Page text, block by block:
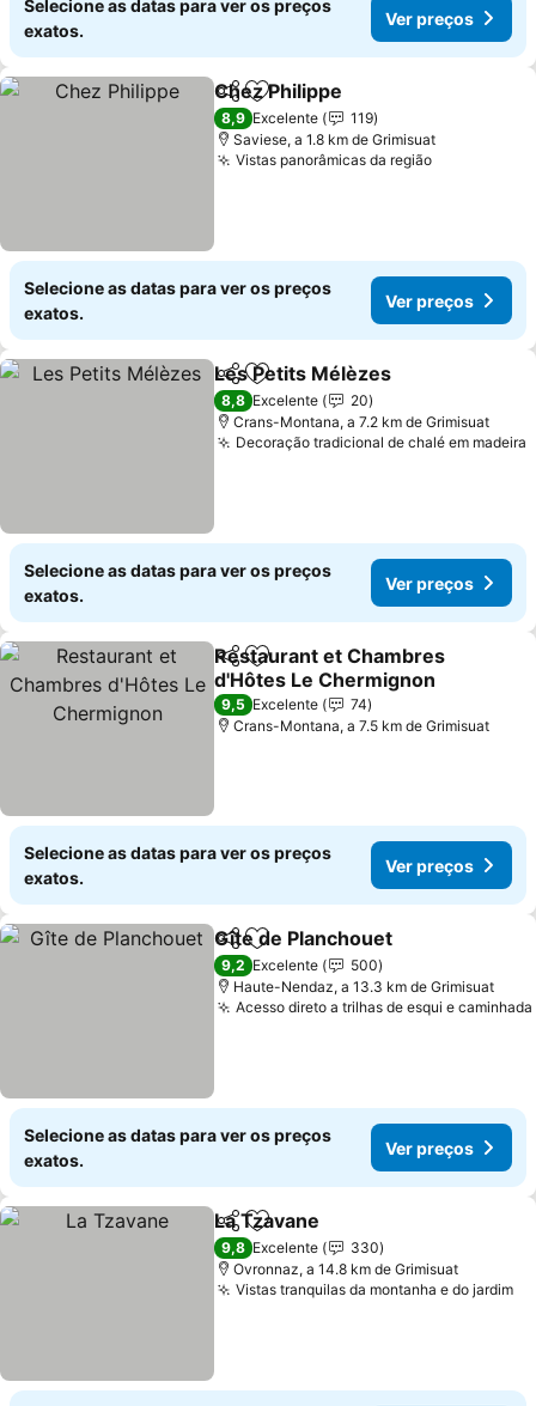
Selecione as datas para ver os preços
exatos.
Ver preços
PartilharAdicionar aos favoritos
Chez Philippe
8,9 Excelente
119
Saviese, a 1.8 km de Grimisuat
Vistas panorâmicas da regiãoVer preços
Selecione as datas para ver os preços
exatos.
Ver preços
PartilharAdicionar aos favoritos
Les Petits Mélèzes
8,8 Excelente
20
Crans-Montana, a 7.2 km de Grimisuat
Decoração tradicional de chalé em madeira
Selecione as datas para ver os preços
exatos.
Ver preços
PartilharAdicionar aos favoritos
Restaurant et Chambres
d'Hôtes Le Chermignon
Ver preços
9,5 Excelente
74
Crans-Montana, a 7.5 km de Grimisuat
Selecione as datas para ver os preços
exatos.
Ver preços
PartilharAdicionar aos favoritos
Gîte de Planchouet
9,2 Excelente
500
Haute-Nendaz, a 13.3 km de Grimisuat
Acesso direto a trilhas de esqui e caminhada
Selecione as datas para ver os preços
exatos.
Ver preços
PartilharAdicionar aos favoritos
La Tzavane
9,8 Excelente
330
Ovronnaz, a 14.8 km de Grimisuat
Vistas tranquilas da montanha e do jardim